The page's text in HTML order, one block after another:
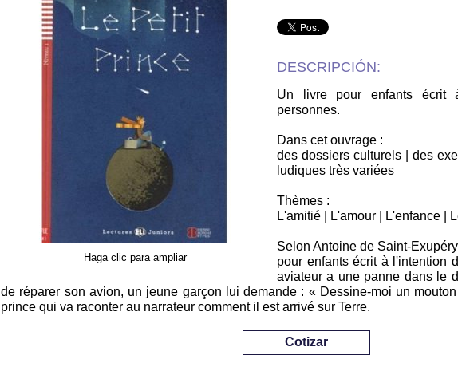
Haga clic para ampliar
DESCRIPCIÓN:
Un livre pour enfants écrit
personnes.
Dans cet ouvrage :
des dossiers culturels | des
ludiques très variées
Thèmes :
L'amitié | L'amour | L'enfance |
Selon Antoine de Saint-
pour enfants écrit à l'intention
aviateur a une panne dans le
de réparer son avion, un jeune garçon lui demande : « Dessine-moi un
prince qui va raconter au narrateur comment il est arrivé sur Terre.
Cotizar